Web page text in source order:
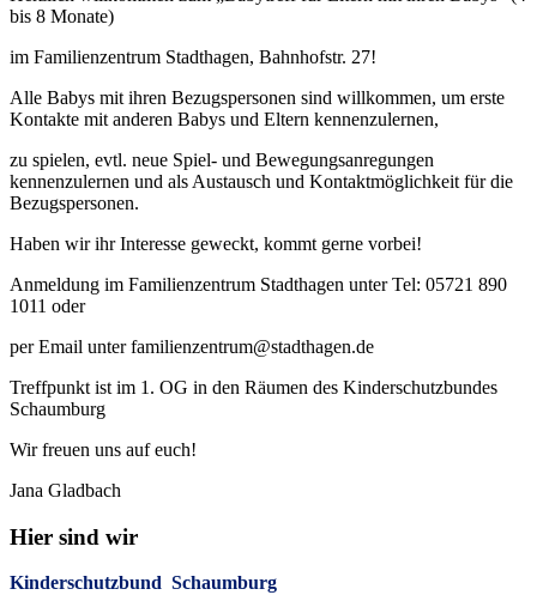
bis 8 Monate)
im Familienzentrum Stadthagen, Bahnhofstr. 27!
Alle Babys mit ihren Bezugspersonen sind willkommen, um erste
Kontakte mit anderen Babys und Eltern kennenzulernen,
zu spielen, evtl. neue Spiel- und Bewegungsanregungen
kennenzulernen und als Austausch und Kontaktmöglichkeit für die
Bezugspersonen.
Haben wir ihr Interesse geweckt, kommt gerne vorbei!
Anmeldung im Familienzentrum Stadthagen unter Tel: 05721 890
1011 oder
per Email unterfamilienzentrum@stadthagen.de
Treffpunkt ist im 1. OG in den Räumen des Kinderschutzbundes
Schaumburg
Wir freuen uns auf euch!
Jana Gladbach
Hier sind wir
Kinderschutzbund Schaumburg